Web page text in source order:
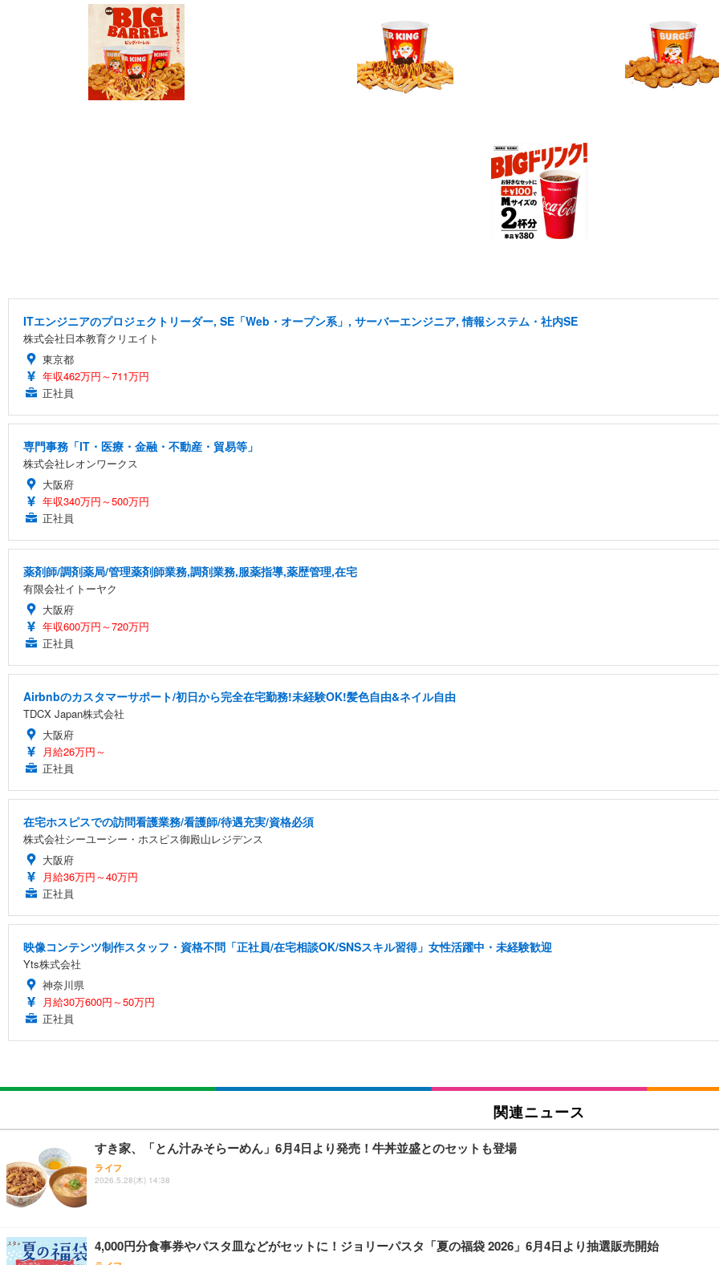
ITエンジニアのプロジェクトリーダー, SE「Web・オープン系」, サーバーエンジニア, 情報システム・社内SE
株式会社日本教育クリエイト
東京都
年収462万円～711万円
正社員
専門事務「IT・医療・金融・不動産・貿易等」
株式会社レオンワークス
大阪府
年収340万円～500万円
正社員
薬剤師/調剤薬局/管理薬剤師業務,調剤業務,服薬指導,薬歴管理,在宅
有限会社イトーヤク
大阪府
年収600万円～720万円
正社員
Airbnbのカスタマーサポート/初日から完全在宅勤務!未経験OK!髪色自由&ネイル自由
TDCX Japan株式会社
大阪府
月給26万円～
正社員
在宅ホスピスでの訪問看護業務/看護師/待遇充実/資格必須
株式会社シーユーシー・ホスピス御殿山レジデンス
大阪府
月給36万円～40万円
正社員
映像コンテンツ制作スタッフ・資格不問「正社員/在宅相談OK/SNSスキル習得」女性活躍中・未経験歓迎
Yts株式会社
神奈川県
月給30万600円～50万円
正社員
関連ニュース
すき家、「とん汁みそらーめん」6月4日より発売！牛丼並盛とのセットも登場
ライフ
2026.5.28(木) 14:38
4,000円分食事券やパスタ皿などがセットに！ジョリーパスタ「夏の福袋 2026」6月4日より抽選販売開始